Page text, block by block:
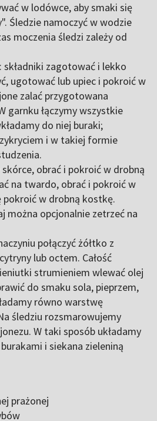
w lodówce, aby smaki się
Śledzie namoczyć w wodzie
moczenia śledzi zależy od
zagotować i lekko
ugotować lub upiec i pokroić w
zalać przygotowana
garnku łączymy wszystkie
do niej buraki;
i w takiej formie
obrać i pokroić w drobną
na twardo, obrać i pokroić w
pokroić w drobną kostkę.
można opcjonalnie zetrzeć na
połączyć żółtko z
lub octem. Całość
strumieniem wlewać olej
do smaku sola, pieprzem,
równo warstwę
śledziu rozsmarowujemy
W taki sposób układamy
i siekana zieleniną
prażonej